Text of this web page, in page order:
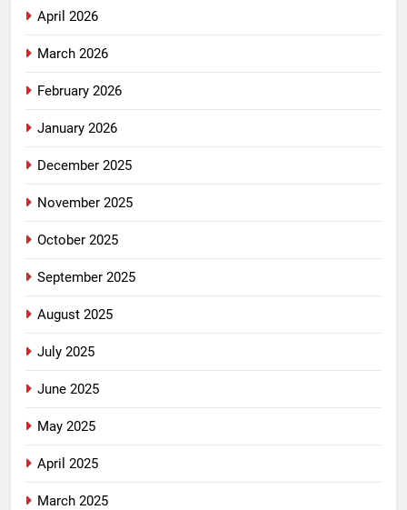
April 2026
March 2026
February 2026
January 2026
December 2025
November 2025
October 2025
September 2025
August 2025
July 2025
June 2025
May 2025
April 2025
March 2025